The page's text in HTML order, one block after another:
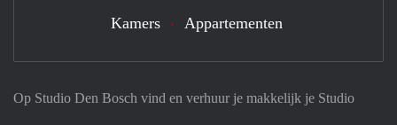
Op Studio Den Bosch vind en verhuur je makkelijk je Studio
Kamers Appartementen